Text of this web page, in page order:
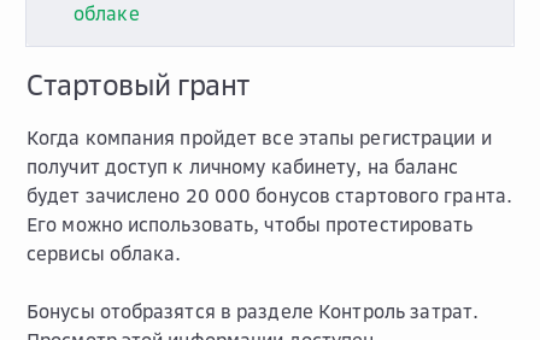
облаке
Стартовый грант
Когда компания пройдет все этапы регистрации и
получит доступ к личному кабинету, на баланс
будет зачислено 20 000 бонусов стартового гранта.
Его можно использовать, чтобы протестировать
сервисы облака.
Бонусы отобразятся в разделе Контроль затрат.